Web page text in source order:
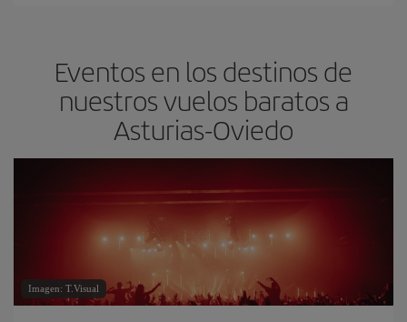
Eventos en los destinos de
nuestros vuelos baratos a
Asturias-Oviedo
Imagen: T.Visual